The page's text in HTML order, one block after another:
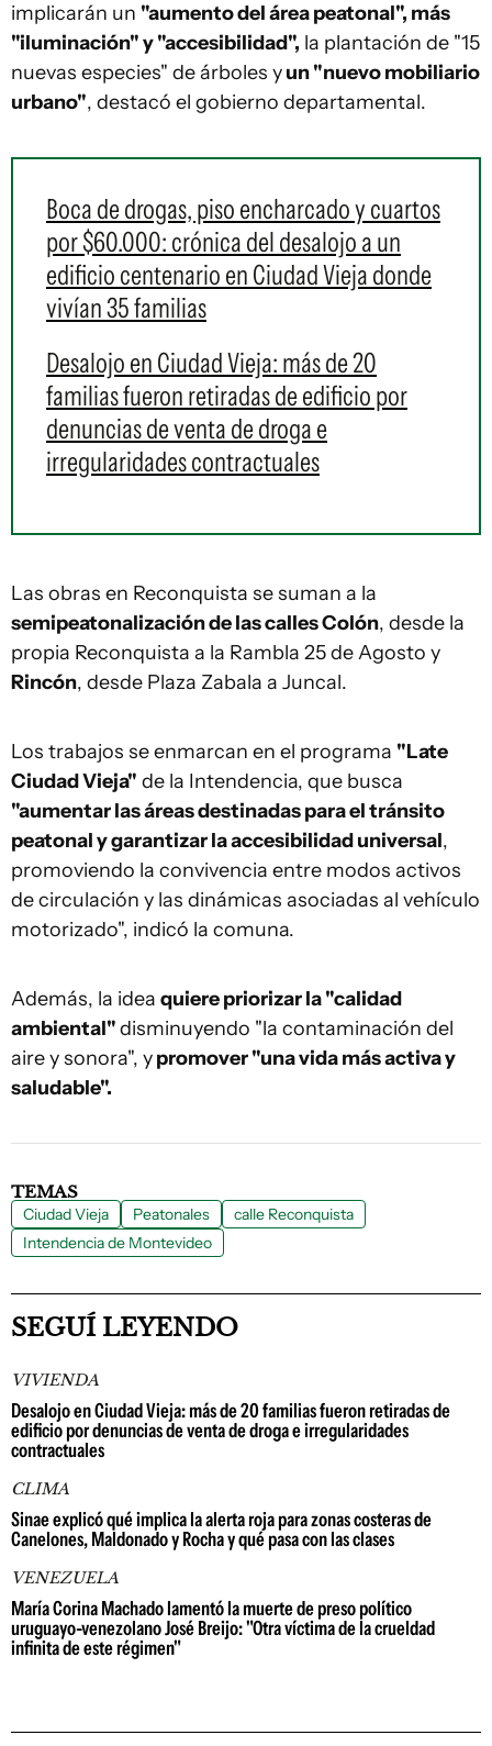
implicarán un "aumento del área peatonal", más
"iluminación" y "accesibilidad", la plantación de "15
nuevas especies" de árboles yun "nuevo mobiliario
urbano", destacó el gobierno departamental.
Boca de drogas, piso encharcado y cuartos
por $60.000: crónica del desalojo a un
edificio centenario en Ciudad Vieja donde
vivían 35 familias
Desalojo en Ciudad Vieja: más de 20
familias fueron retiradas de edificio por
denuncias de venta de droga e
irregularidades contractuales
Las obras en Reconquista se suman a la
semipeatonalización de las calles Colón, desde la
propia Reconquista a la Rambla 25 de Agosto y
Rincón, desde Plaza Zabala a Juncal.
Los trabajos se enmarcan en el programa "Late
Ciudad Vieja" de la Intendencia, que busca
"aumentar las áreas destinadas para el tránsito
peatonal y garantizar la accesibilidad universal,
promoviendo la convivencia entre modos activos
de circulación y las dinámicas asociadas al vehículo
motorizado", indicó la comuna.
Además, la idea quiere priorizar la "calidad
ambiental"disminuyendo "la contaminación del
aire y sonora", ypromover "una vida más activa y
saludable".
TEMAS
Ciudad Vieja Peatonales
calle Reconquista
Intendencia de Montevideo
SEGUÍ LEYENDO
VIVIENDA
Desalojo en Ciudad Vieja: más de 20 familias fueron retiradas de
edificio por denuncias de venta de droga e irregularidades
contractuales
CLIMA
Sinae explicó qué implica la alerta roja para zonas costeras de
Canelones, Maldonado y Rocha y qué pasa con las clases
VENEZUELA
María Corina Machado lamentó la muerte de preso político
uruguayo-venezolano José Breijo: "Otra víctima de la crueldad
infinita de este régimen"